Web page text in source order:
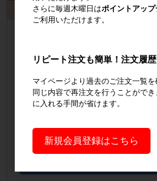
お見積書・納品書発行
会員登録はこち
見積書の発行手順につ
見積書発行手順に
納品書の発行手順につい
さらに毎週木曜日はポイントアップ
ご利用いただけます。
リピート注文も簡単！注文履歴
マイページより過去のご注文一覧を
同じ内容で再注文を行うことがで
に入れる手間が省けます。
新規会員登録はこちら